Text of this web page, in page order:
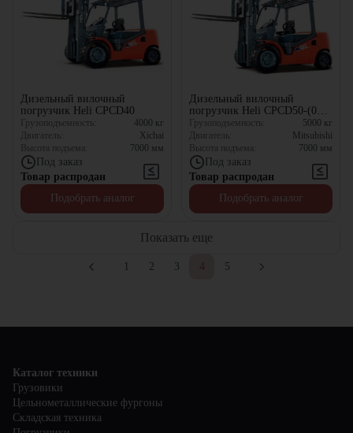
Дизельный вилочный
погрузчик Heli CPCD40
Грузоподъемность: 4000 кг
Двигатель:
Xichai
Высота подъема:
7000 мм
Под заказ
Товар распродан
Подобрать аналог
Дизельный вилочный
погрузчик Heli CPCD50-(05)
(M)
Грузоподъемность: 5000 кг
Двигатель:
Mitsubishi
Высота подъема:
7000 мм
Под заказ
Товар распродан
Подобрать аналог
Показать еще
2 3 4 5
Каталог техники
Грузовики
Цельнометаллические фургоны
Складская техника